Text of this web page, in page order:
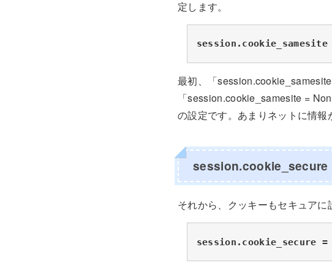
定します。
session.cookie_samesite
最初、「
「session.cookie_samesite =
の設定です。あまりネットに情報
session.cookie_secure
それから、クッキーもセキュアに
session.cookie_secure =